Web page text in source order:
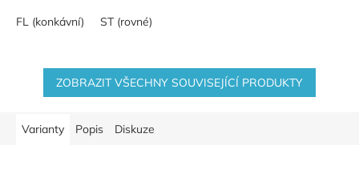
FL (konkávní) ST (rovné)
ZOBRAZIT VŠECHNY SOUVISEJÍCÍ PRODUKTY
Varianty Popis Diskuze